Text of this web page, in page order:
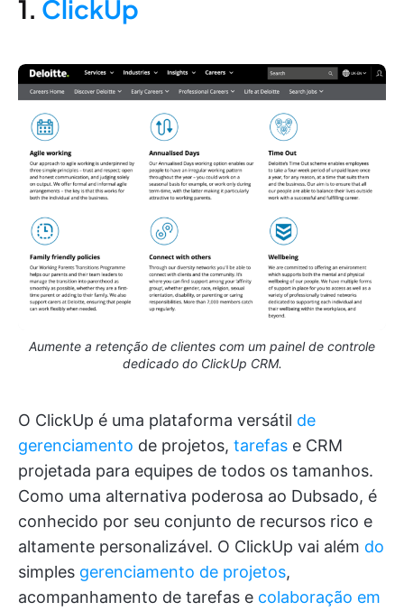
1. ClickUp
Aumente a retenção de clientes com um painel de controle
dedicado do ClickUp CRM.
O ClickUp é uma plataforma versátil de
gerenciamento de projetos, tarefas e CRM
projetada para equipes de todos os tamanhos.
Como uma alternativa poderosa ao Dubsado, é
conhecido por seu conjunto de recursos rico e
altamente personalizável. O ClickUp vai além do
simples gerenciamento de projetos,
acompanhamento de tarefas e colaboração em